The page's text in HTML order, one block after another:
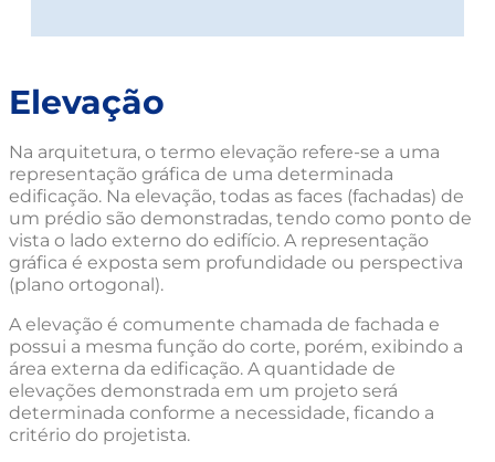
Elevação
Na arquitetura, o termo elevação refere-se a uma
representação gráfica de uma determinada
edificação. Na elevação, todas as faces (fachadas) de
um prédio são demonstradas, tendo como ponto de
vista o lado externo do edifício. A representação
gráfica é exposta sem profundidade ou perspectiva
(plano ortogonal).
A elevação é comumente chamada de fachada e
possui a mesma função do corte, porém, exibindo a
área externa da edificação. A quantidade de
elevações demonstrada em um projeto será
determinada conforme a necessidade, ficando a
critério do projetista.